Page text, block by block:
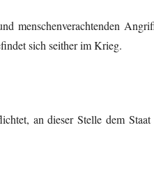
menschenverachtenden
sich seither im Krieg.
an dieser Stelle dem